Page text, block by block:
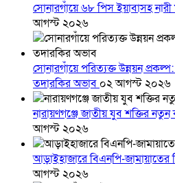
সোনারগাঁয়ে ৬৮ পিস ইয়াবাসহ
আগস্ট ২০২৬
সোনারগাঁয়ে পরিত্যক্ত উন্নয়ন
তদারকির অভাব ০২ আগস্ট ২০২৬
নারায়ণগঞ্জে জাতীয় যুব শক্তির
আগস্ট ২০২৬
আড়াইহাজারে বিএনপি-জামায়াতের
আগস্ট ২০২৬